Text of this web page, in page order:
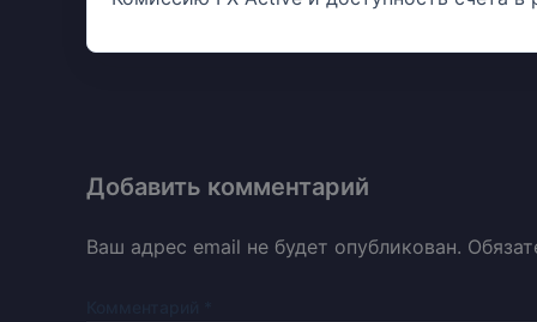
Добавить комментарий
Ваш адрес email не будет опубликован.